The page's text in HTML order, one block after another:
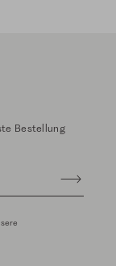
Bestellung